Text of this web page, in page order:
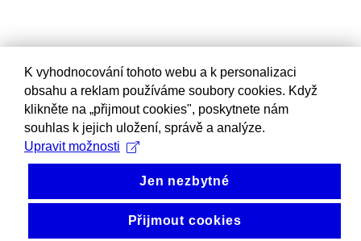
K vyhodnocování tohoto webu a k personalizaci
obsahu a reklam používáme soubory cookies. Když
klikněte na „přijmout cookies", poskytnete nám
souhlas k jejich uložení, správě a analýze.
Upravit možnosti
Jen nezbytné
Přijmout cookies